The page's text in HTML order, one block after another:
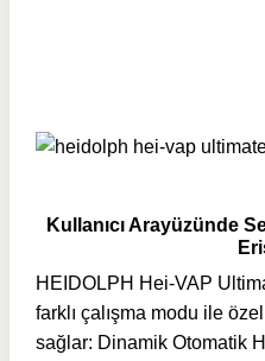
Kullanıcı Arayüzünde
HEIDOLPH Hei-VAP
farklı çalışma modu ile
sağlar: Dinamik Otomatik